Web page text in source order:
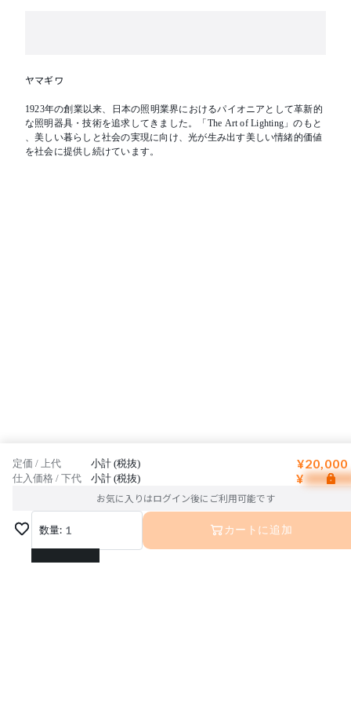
ヤマギワ
1923年の創業以来、日本の照明業界におけるパイオニアとして革新的
な照明器具・技術を追求してきました。「The Art of Lighting」のもと
、美しい暮らしと社会の実現に向け、光が生み出す美しい情緒的価値
を社会に提供し続けています。
定価 / 上代 小計 (税抜) ¥20,000
仕入価格 / 下代 小計 (税抜) ¥
お気に入りはログイン後にご利用可能です
数量: 1
1
カートに追加